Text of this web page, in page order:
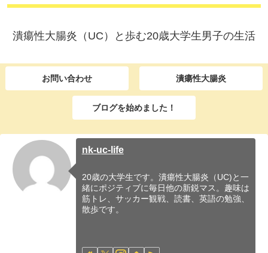
潰瘍性大腸炎（UC）と歩む20歳大学生男子の生活
お問い合わせ 潰瘍性大腸炎
ブログを始めました！
nk-uc-life
20歳の大学生です。潰瘍性大腸炎（UC)と一
緒にポジティブに毎日他の新鋭マス。趣味は
筋トレ、サッカー観戦、読書、英語の勉強、
散歩です。